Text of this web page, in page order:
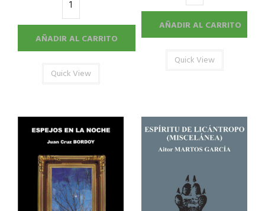
AÑADIR AL CARRITO
Quick View
AÑADIR AL CARRITO
Quick View